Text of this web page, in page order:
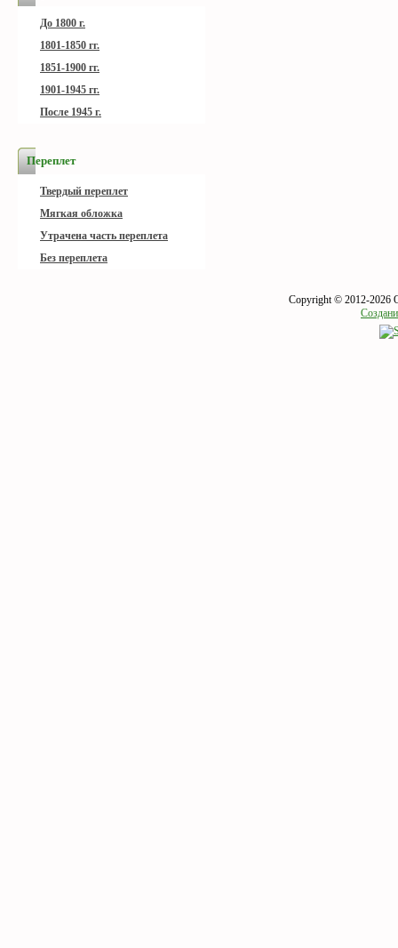
До 1800 г.
1801-1850 гг.
1851-1900 гг.
1901-1945 гг.
После 1945 г.
Переплет
Твердый переплет
Мягкая обложка
Утрачена часть переплета
Без переплета
Copyright © 2012-2026